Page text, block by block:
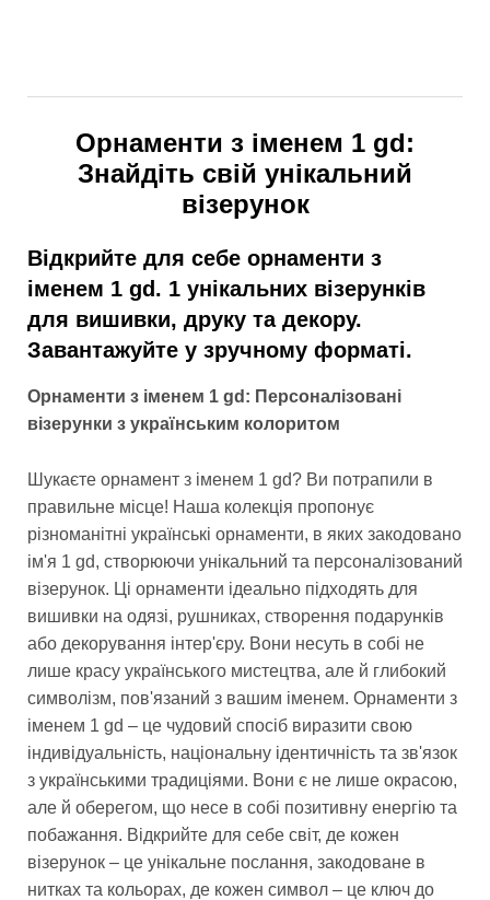
Орнаменти з іменем 1 gd:
Знайдіть свій унікальний
візерунок
Відкрийте для себе орнаменти з
іменем 1 gd. 1 унікальних візерунків
для вишивки, друку та декору.
Завантажуйте у зручному форматі.
Орнаменти з іменем 1 gd: Персоналізовані
візерунки з українським колоритом
Шукаєте орнамент з іменем 1 gd? Ви потрапили в
правильне місце! Наша колекція пропонує
різноманітні українські орнаменти, в яких закодовано
ім'я 1 gd, створюючи унікальний та персоналізований
візерунок. Ці орнаменти ідеально підходять для
вишивки на одязі, рушниках, створення подарунків
або декорування інтер'єру. Вони несуть в собі не
лише красу українського мистецтва, але й глибокий
символізм, пов'язаний з вашим іменем. Орнаменти з
іменем 1 gd – це чудовий спосіб виразити свою
індивідуальність, національну ідентичність та зв'язок
з українськими традиціями. Вони є не лише окрасою,
але й оберегом, що несе в собі позитивну енергію та
побажання. Відкрийте для себе світ, де кожен
візерунок – це унікальне послання, закодоване в
нитках та кольорах, де кожен символ – це ключ до